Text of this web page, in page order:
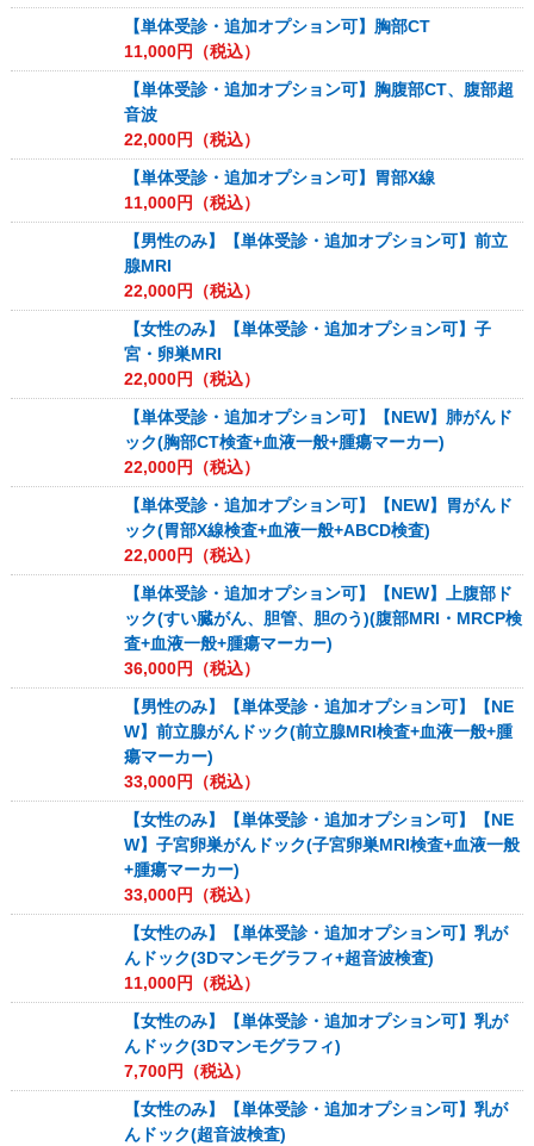
【単体受診・追加オプション可】胸部CT
11,000円（税込）
【単体受診・追加オプション可】胸腹部CT、腹部超
音波
22,000円（税込）
【単体受診・追加オプション可】胃部X線
11,000円（税込）
【男性のみ】【単体受診・追加オプション可】前立
腺MRI
22,000円（税込）
【女性のみ】【単体受診・追加オプション可】子
宮・卵巣MRI
22,000円（税込）
【単体受診・追加オプション可】【NEW】肺がんド
ック(胸部CT検査+血液一般+腫瘍マーカー)
22,000円（税込）
【単体受診・追加オプション可】【NEW】胃がんド
ック(胃部X線検査+血液一般+ABCD検査)
22,000円（税込）
【単体受診・追加オプション可】【NEW】上腹部ド
ック(すい臓がん、胆管、胆のう)(腹部MRI・MRCP検
査+血液一般+腫瘍マーカー)
36,000円（税込）
【男性のみ】【単体受診・追加オプション可】【NE
W】前立腺がんドック(前立腺MRI検査+血液一般+腫
瘍マーカー)
33,000円（税込）
【女性のみ】【単体受診・追加オプション可】【NE
W】子宮卵巣がんドック(子宮卵巣MRI検査+血液一般
+腫瘍マーカー)
33,000円（税込）
【女性のみ】【単体受診・追加オプション可】乳が
んドック(3Dマンモグラフィ+超音波検査)
11,000円（税込）
【女性のみ】【単体受診・追加オプション可】乳が
んドック(3Dマンモグラフィ)
7,700円（税込）
【女性のみ】【単体受診・追加オプション可】乳が
んドック(超音波検査)